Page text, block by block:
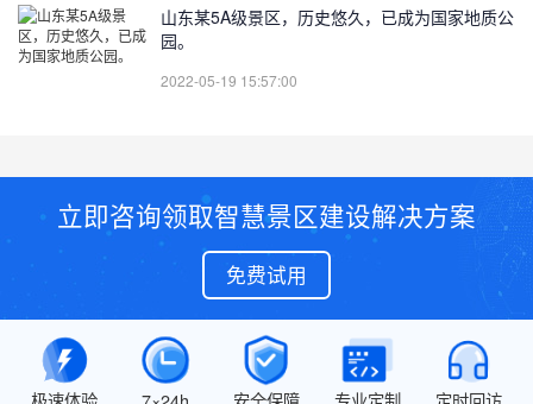
山东某5A级景区，历史悠久，已成为国家地质公
园。
2022-05-19 15:57:00
立即咨询领取智慧景区建设解决方案
免费试用